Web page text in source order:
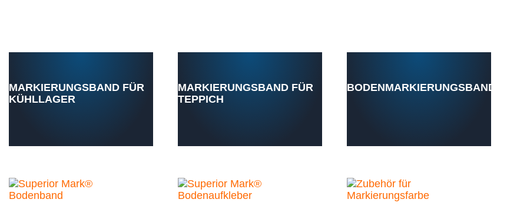
MARKIERUNGSBAND FÜR
KÜHLLAGER
MARKIERUNGSBAND FÜR
TEPPICH
BODENMARKIERUNGSBAND